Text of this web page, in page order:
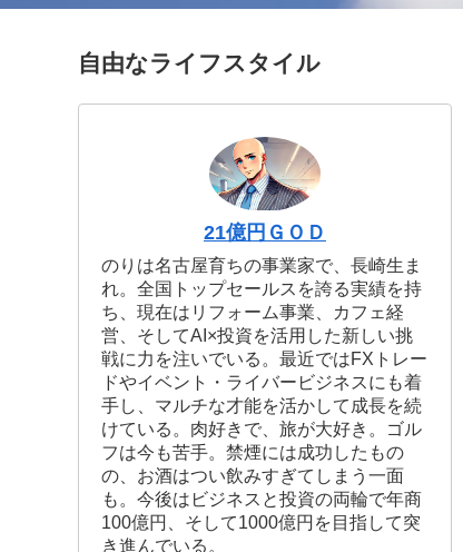
自由なライフスタイル
21億円ＧＯＤ
のりは名古屋育ちの事業家で、長崎生ま
れ。全国トップセールスを誇る実績を持
ち、現在はリフォーム事業、カフェ経
営、そしてAI×投資を活用した新しい挑
戦に力を注いでいる。最近ではFXトレー
ドやイベント・ライバービジネスにも着
手し、マルチな才能を活かして成長を続
けている。肉好きで、旅が大好き。ゴル
フは今も苦手。禁煙には成功したもの
の、お酒はつい飲みすぎてしまう一面
も。今後はビジネスと投資の両輪で年商
100億円、そして1000億円を目指して突
き進んでいる。